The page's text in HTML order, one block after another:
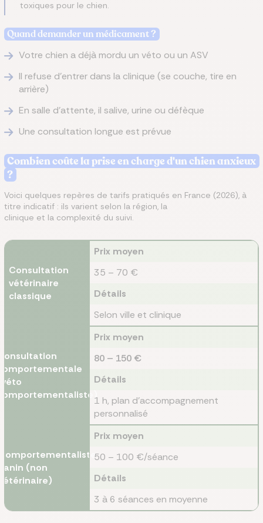
toxiques pour le chien.
Quand demander un médicament ?
Votre chien a déjà mordu un véto ou un ASV
Il refuse d'entrer dans la clinique (se couche, tire en
arrière)
En salle d'attente, il salive, urine ou défèque
Une consultation longue est prévue
Combien coûte la prise en charge d'un chien anxieux
?
Voici quelques repères de tarifs pratiqués en France (2026), à
titre indicatif : ils varient selon la région, la
clinique et la complexité du suivi.
Consultation
vétérinaire
classique
Prix moyen
35 – 70 €
Détails
Selon ville et clinique
Prix moyen
80 – 150 €
Détails
1 h, plan d'accompagnement
personnalisé
(non
Prix moyen
50 – 100 €/séance
Détails
3 à 6 séances en moyenne